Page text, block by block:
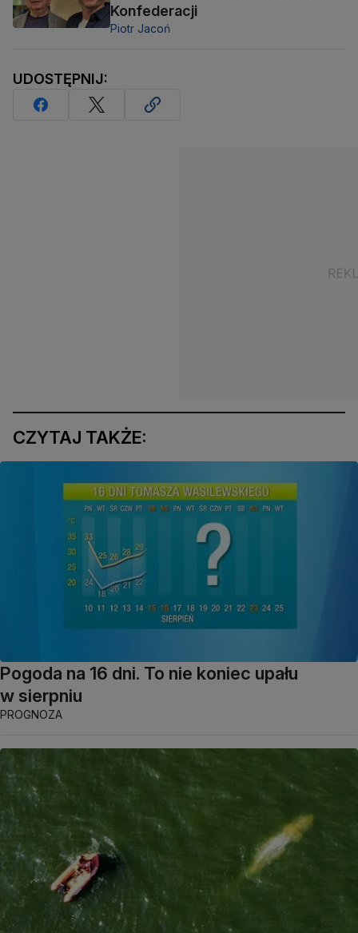
Konfederacji
Piotr Jacoń
UDOSTĘPNIJ:
CZYTAJ TAKŻE:
Pogoda na 16 dni. To nie koniec upału
w sierpniu
PROGNOZA